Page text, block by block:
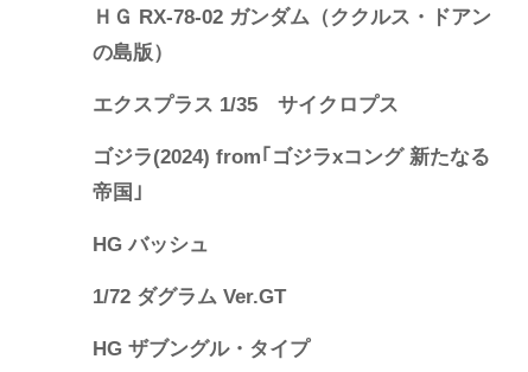
ＨＧ RX-78-02 ガンダム（ククルス・ドアン
の島版）
エクスプラス 1/35 サイクロプス
ゴジラ(2024) from｢ゴジラxコング 新たなる
帝国｣
HG バッシュ
1/72 ダグラム Ver.GT
HG ザブングル・タイプ